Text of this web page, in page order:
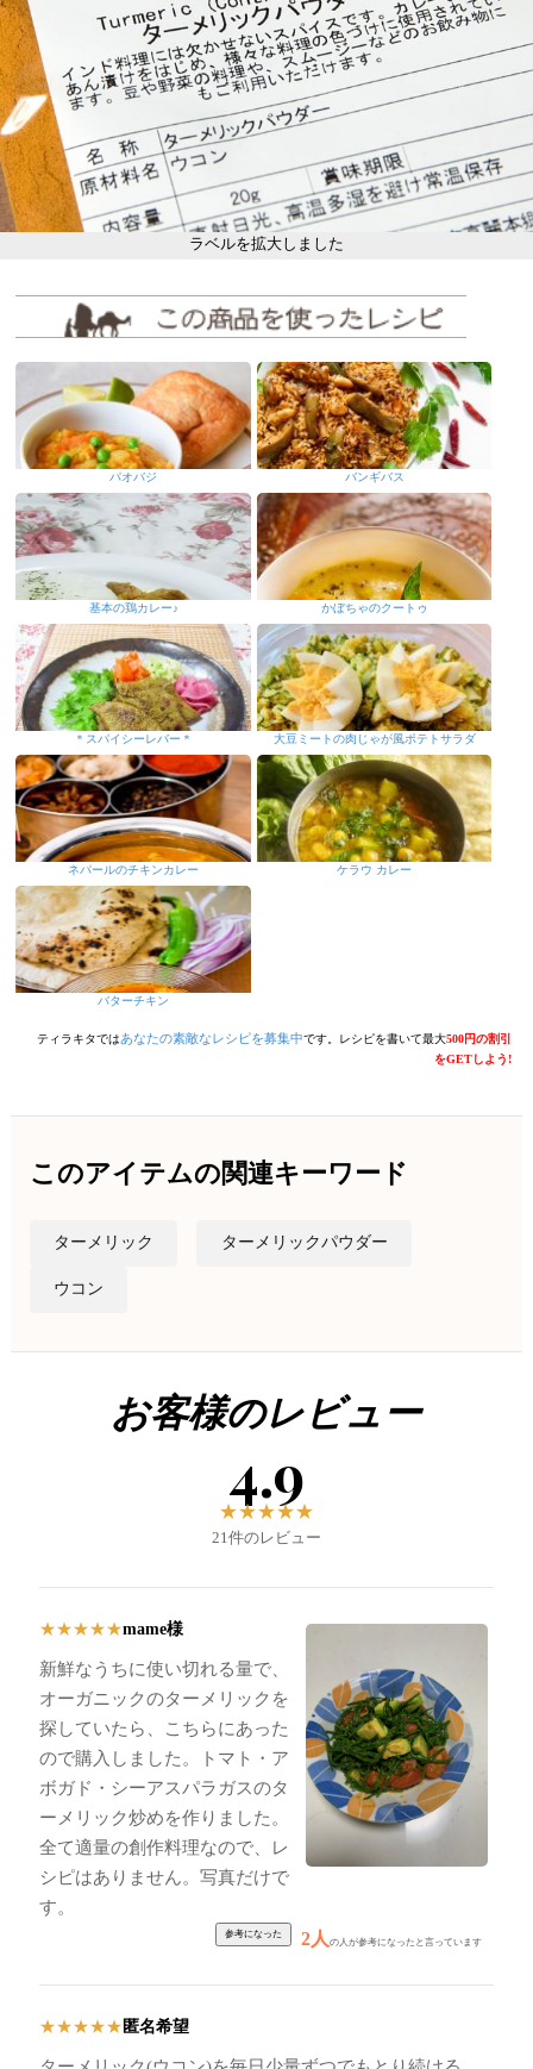
ラベルを拡大しました
パオバジ バンギバス
基本の鶏カレー♪ かぼちゃのクートゥ
＊スパイシーレバー＊ 大豆ミートの肉じゃが風ポテトサラダ
ネパールのチキンカレー ケラウ カレー
バターチキン
ティラキタではあなたの素敵なレシピを募集中です。レシピを書いて最大500円の割引
をGETしよう!
このアイテムの関連キーワード
ターメリック ターメリックパウダー
ウコン
お客様のレビュー
4.9
★★★★★
21件のレビュー
★★★★★mame様
新鮮なうちに使い切れる量で、
オーガニックのターメリックを
探していたら、こちらにあった
ので購入しました。トマト・ア
ボガド・シーアスパラガスのタ
ーメリック炒めを作りました。
全て適量の創作料理なので、レ
シピはありません。写真だけで
す。
2人の人が参考になったと言っています
★★★★★ 匿名希望